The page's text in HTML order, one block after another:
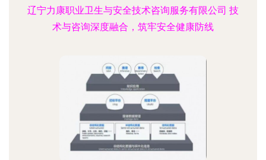
辽宁力康职业卫生与安全技术咨询服务有限公司 技
术与咨询深度融合，筑牢安全健康防线